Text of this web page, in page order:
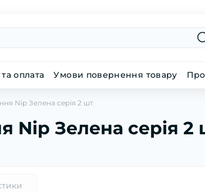
оплата Умови повернення товару
Nip Зелена серія 2 шт
Nip Зелена серія 2